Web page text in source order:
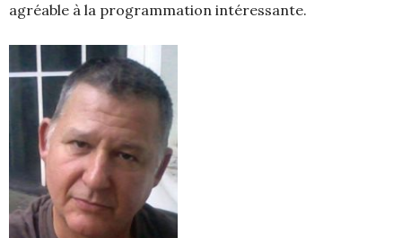
agréable à la programmation intéressante.